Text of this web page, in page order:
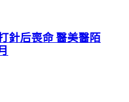
針后喪命 醫美醫陌